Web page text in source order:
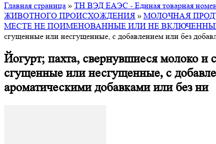
Главная страница » ТН ВЭД ЕАЭС - Единая товарная
ЖИВОТНОГО ПРОИСХОЖДЕНИЯ » МОЛОЧНАЯ
МЕСТЕ НЕ ПОИМЕНОВАННЫЕ ИЛИ НЕ
сгущенные или несгущенные, с добавлением или без
Йогурт; пахта, свернувшиеся молоко
сгущенные или несгущенные, с
ароматическими добавками или без ни